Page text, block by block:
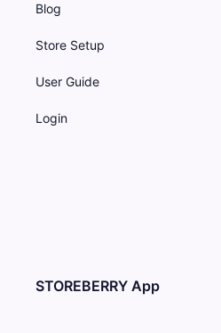
Blog
Store Setup
User Guide
Login
STOREBERRY App